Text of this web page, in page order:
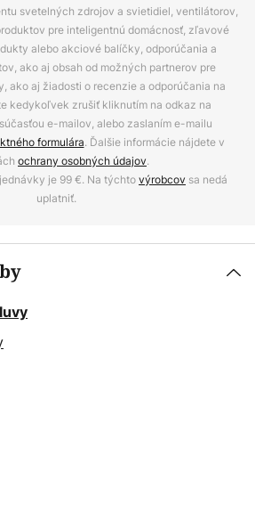
svetelných zdrojov a svietidiel, ventilátorov,
pre inteligentnú domácnosť, zľavové
alebo akciové balíčky, odporúčania a
ako aj obsah od možných partnerov pre
ako aj žiadosti o recenzie a odporúčania na
kedykoľvek zrušiť kliknutím na odkaz na
e-mailov, alebo zaslaním e-mailu
formulára. Ďalšie informácie nájdete v
ochrany osobných údajov.
je 99 €. Na týchtovýrobcov sa nedá
uplatniť.